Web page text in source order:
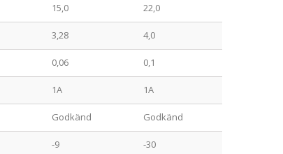
15,0 22,0
3,28 4,0
0,06 0,1
1A 1A
Godkänd Godkänd
-9 -30